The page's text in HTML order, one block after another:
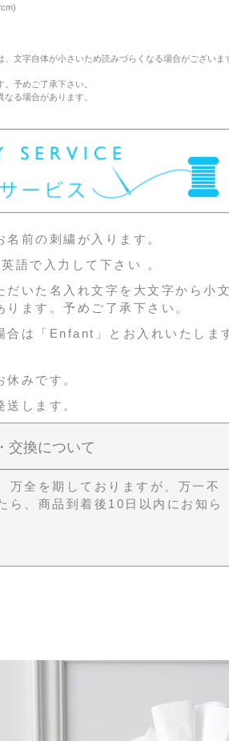
文字自体が小さいため読みづらくなる場合がございま
予めご了承下さい。
る場合があります。
前の刺繍が入ります。
語で入力して下さい 。
いた名入れ文字を大文字から小
ます。予めご了承下さい。
は「Enfant」とお入れいたしま
みです。
します。
交換について
万全を期しておりますが、万一不
ら、商品到着後10日以内にお知ら